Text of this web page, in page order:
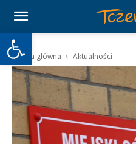
Otwórz pasek narzędzi
Strona główna Aktualności